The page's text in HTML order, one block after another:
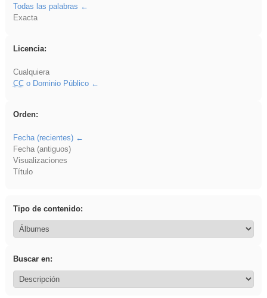
Todas las palabras
Exacta
Licencia:
Cualquiera
CCo Dominio Público
Orden:
Fecha (recientes)
Fecha (antiguos)
Visualizaciones
Título
Tipo de contenido:
Buscar en: